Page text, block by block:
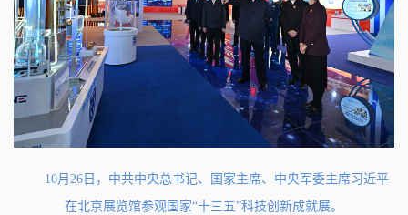
10月26日，中共中央总书记、国家主席、中央军委主席习近平
在北京展览馆参观国家“十三五”科技创新成就展。